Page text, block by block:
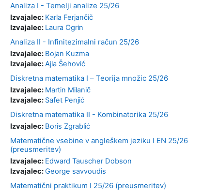
Analiza I - Temelji analize 25/26
Izvajalec: Karla Ferjančič
Izvajalec: Laura Ogrin
Analiza II - Infinitezimalni račun 25/26
Izvajalec: Bojan Kuzma
Izvajalec:Ajla Šehović
Diskretna matematika I – Teorija množic 25/26
Izvajalec: Martin Milanič
Izvajalec: Safet Penjić
Diskretna matematika II - Kombinatorika 25/26
Izvajalec: Boris Zgrablić
Matematične vsebine v angleškem jeziku I EN 25/26
(preusmeritev)
Izvajalec: Edward Tauscher Dobson
Izvajalec:George savvoudis
Matematični praktikum I 25/26 (preusmeritev)